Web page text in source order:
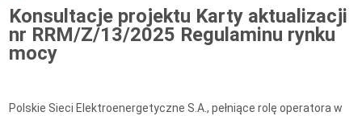
Konsultacje projektu Karty aktualizacji
nr RRM/Z/13/2025 Regulaminu rynku
mocy
Polskie Sieci Elektroenergetyczne S.A., pełniące rolę operatora w